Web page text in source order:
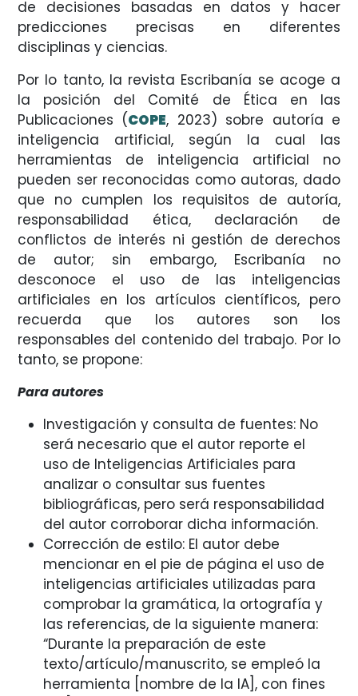
de decisiones basadas en datos y hacer
predicciones precisas en diferentes
disciplinas y ciencias.
Por lo tanto, la revista Escribanía se acoge a
la posición del Comité de Ética en las
Publicaciones (COPE, 2023) sobre autoría e
inteligencia artificial, según la cual las
herramientas de inteligencia artificial no
pueden ser reconocidas como autoras, dado
que no cumplen los requisitos de autoría,
responsabilidad ética, declaración de
conflictos de interés ni gestión de derechos
de autor; sin embargo, Escribanía no
desconoce el uso de las inteligencias
artificiales en los artículos científicos, pero
recuerda que los autores son los
responsables del contenido del trabajo. Por lo
tanto, se propone:
Para autores
Investigación y consulta de fuentes: No
será necesario que el autor reporte el
uso de Inteligencias Artificiales para
analizar o consultar sus fuentes
bibliográficas, pero será responsabilidad
del autor corroborar dicha información.
Corrección de estilo: El autor debe
mencionar en el pie de página el uso de
inteligencias artificiales utilizadas para
comprobar la gramática, la ortografía y
las referencias, de la siguiente manera:
“Durante la preparación de este
texto/artículo/manuscrito, se empleó la
herramienta [nombre de la IA], con fines